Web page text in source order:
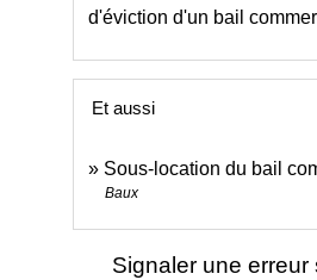
d'éviction d'un bail
Et aussi
Sous-location du bail
Baux
Signaler une erreur